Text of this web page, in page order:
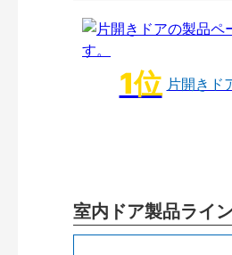
片開きド
室内ドア製品ライ